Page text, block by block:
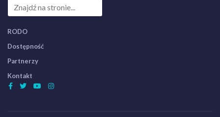
RODO
Dostępność
Partnerzy
Kontakt